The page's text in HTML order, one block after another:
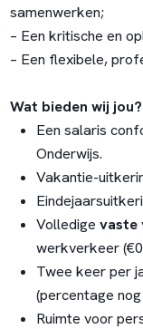
samenwerken;
– Een kritische en
– Een flexibele,
Wat bieden wij jou?
Een salaris
Onderwijs.
Vakantie-
Volledige vaste
werkverkeer
Twee keer per
(percentage
Ruimte voor